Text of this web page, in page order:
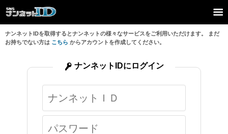
ナンネットIDを取得するとナンネットの様々なサービスをご利用いただけます。 まだ
お持ちでない方は こちら からアカウントを作成してください。
ナンネットIDにログイン